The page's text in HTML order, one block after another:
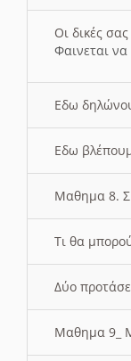
Οι δικές
Φαινεται
Εδω
Εδω
Μαθημα 8.
Τι θα
Δύο
Μαθημα 9_